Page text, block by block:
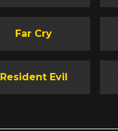
Far Cry
Resident Evil